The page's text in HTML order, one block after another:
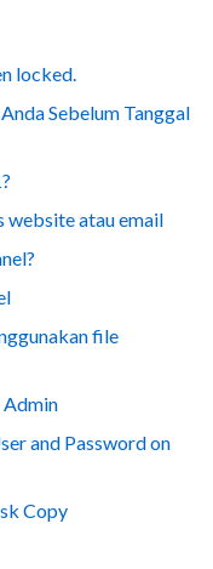
locked.
Sebelum Tanggal
website atau email
file
Admin
and Password on
Copy